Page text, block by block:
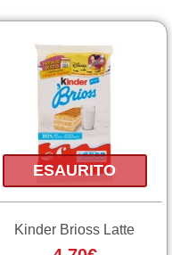
ESAURITO
Kinder Brioss Latte